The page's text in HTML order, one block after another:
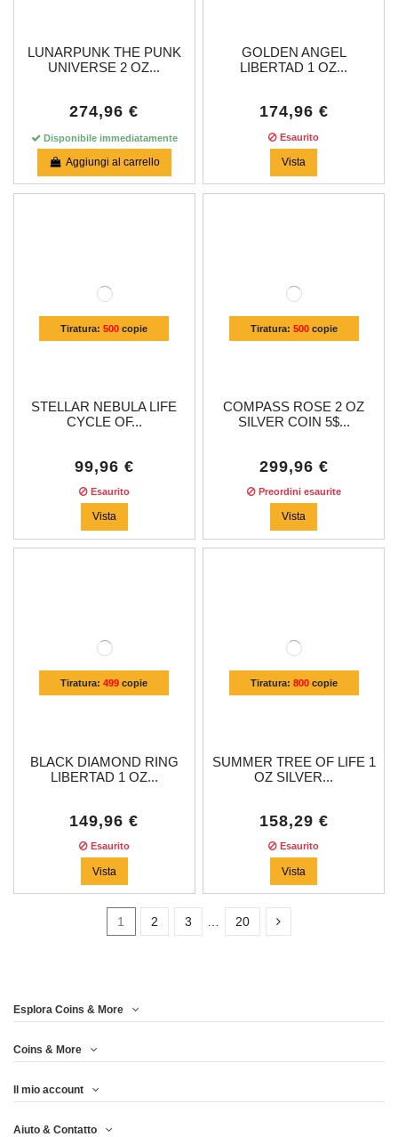
LUNARPUNK THE PUNK
UNIVERSE 2 OZ...
274,96 €
Disponibile immediatamente
Aggiungi al carrello
GOLDEN ANGEL
LIBERTAD 1 OZ...
174,96 €
Esaurito
Vista
Tiratura:500 copie
STELLAR NEBULA LIFE
CYCLE OF...
99,96 €
Esaurito
Vista
Tiratura: 500copie
COMPASS ROSE 2 OZ
SILVER COIN 5$...
299,96 €
Preordini esaurite
Vista
Tiratura:499 copie
BLACK DIAMOND RING
LIBERTAD 1 OZ...
149,96 €
Esaurito
Vista
Tiratura: 800copie
SUMMER TREE OF LIFE 1
OZ SILVER...
158,29 €
Esaurito
Vista
1 2 3 20
Disponibile 16
Prezzo
Anno
Esplora Coins & More
Coins & More
Il mio account
Aiuto & Contatto